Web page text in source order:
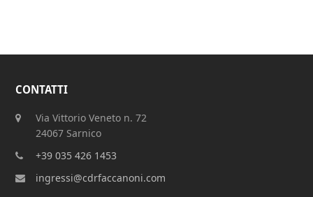
CONTATTI
Via Vittorio Veneto n. 72
24067 Sarnico
+39 035 426 1453
ingressi@cdrfaccanoni.com